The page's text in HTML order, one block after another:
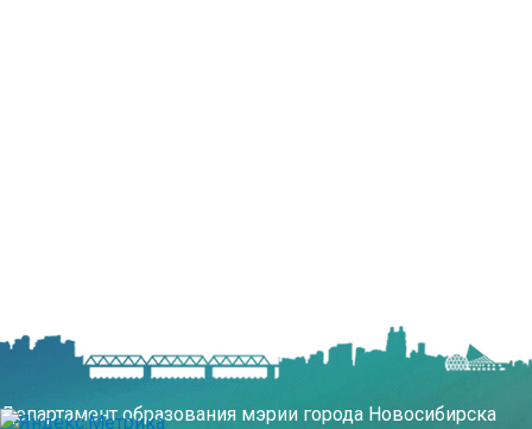
Департамент образования мэрии города Новосибирска